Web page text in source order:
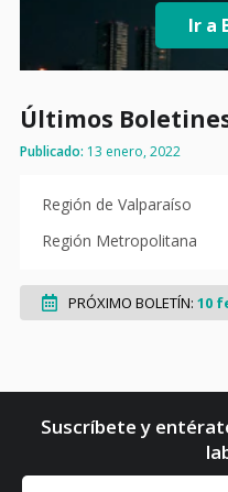
Últimos
Publicado: 13 enero, 2022
Región de Valparaíso
Región Metropolitana
PRÓXIMO BOLETÍN: 10
Ir a
Suscríbete y